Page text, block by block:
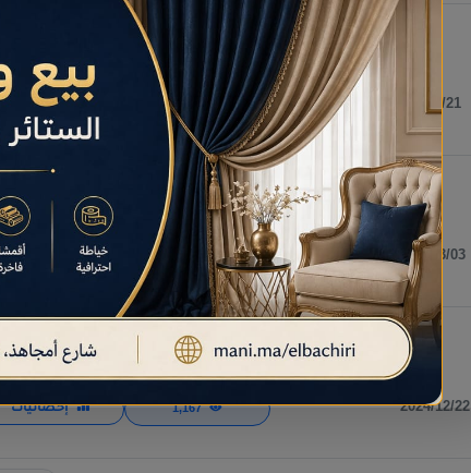
2025/05/21
707 إحصائيات
2025/03/03 إحصائيات
2024/12/22 إحصائيات